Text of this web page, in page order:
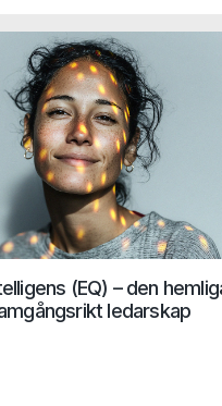
det inte bara en möjlighet att
och utveckla det som fungerar.
(EQ) – den
ledarskap